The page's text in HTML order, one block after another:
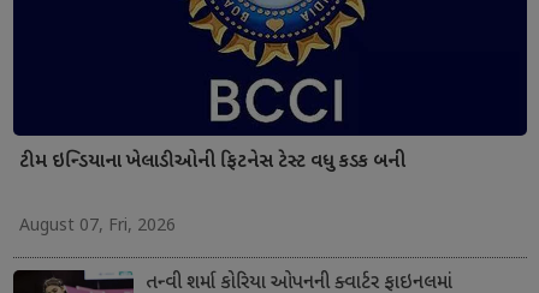
ટીમ ઇન્ડિયાના ખેલાડીઓની ફિટનેસ ટેસ્ટ વધુ કડક બની
August 07, Fri, 2026
તન્વી શર્મા કોરિયા ઓપનની ક્વાર્ટર ફાઇનલમાં